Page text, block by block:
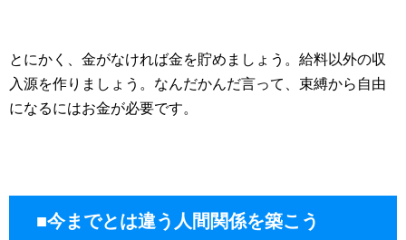
とにかく、金がなければ金を貯めましょう。給料以外の収
入源を作りましょう。なんだかんだ言って、束縛から自由
になるにはお金が必要です。
■今までとは違う人間関係を築こう